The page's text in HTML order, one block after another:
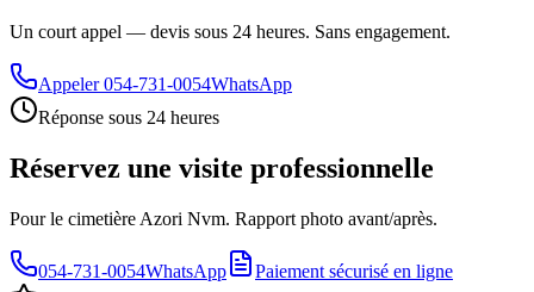
Un court appel — devis sous 24 heures. Sans engagement.
Appeler 054-731-0054WhatsApp
Réponse sous 24 heures
Réservez une visite professionnelle
Pour le cimetière Azori Nvm. Rapport photo avant/après.
054-731-0054WhatsApp
Paiement sécurisé en ligne